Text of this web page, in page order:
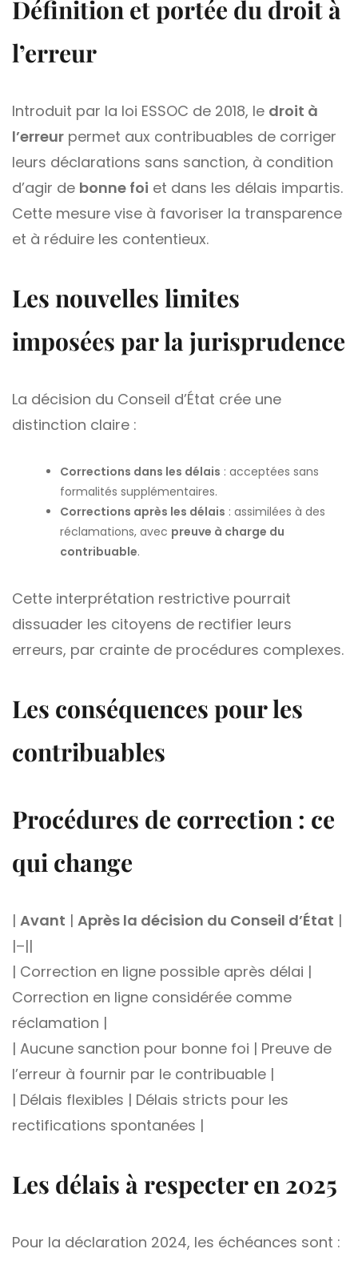
Définition et portée du droit à
l’erreur
Introduit par la loi ESSOC de 2018, le droit à
l’erreur permet aux contribuables de corriger
leurs déclarations sans sanction, à condition
d’agir de bonne foi et dans les délais impartis.
Cette mesure vise à favoriser la transparence
et à réduire les contentieux.
Les nouvelles limites
imposées par la jurisprudence
La décision du Conseil d’État crée une
distinction claire :
Corrections dans les délais : acceptées sans
formalités supplémentaires.
Corrections après les délais : assimilées à des
réclamations, avec preuve à charge du
contribuable.
Cette interprétation restrictive pourrait
dissuader les citoyens de rectifier leurs
erreurs, par crainte de procédures complexes.
Les conséquences pour les
contribuables
Procédures de correction : ce
qui change
| Avant | Après la décision du Conseil d’État |
|–||
| Correction en ligne possible après délai |
Correction en ligne considérée comme
réclamation |
| Aucune sanction pour bonne foi | Preuve de
l’erreur à fournir par le contribuable |
| Délais flexibles | Délais stricts pour les
rectifications spontanées |
Les délais à respecter en 2025
Pour la déclaration 2024, les échéances sont :